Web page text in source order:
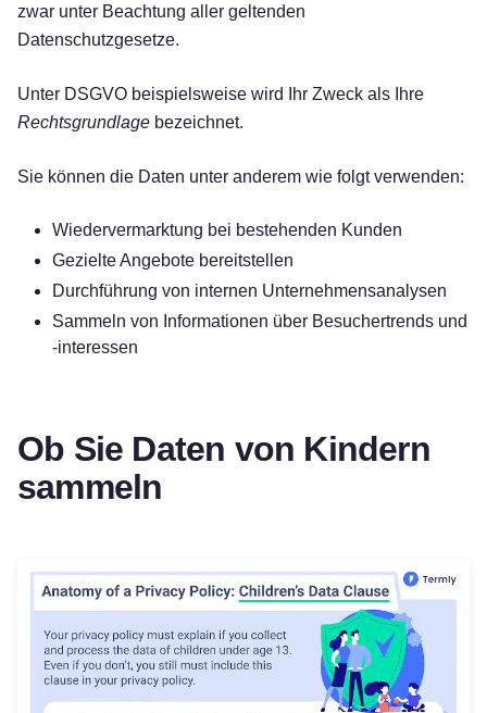
zwar unter Beachtung aller geltenden
Datenschutzgesetze.
Unter DSGVO beispielsweise wird Ihr Zweck als Ihre
Rechtsgrundlage bezeichnet.
Sie können die Daten unter anderem wie folgt verwenden:
Wiedervermarktung bei bestehenden Kunden
Gezielte Angebote bereitstellen
Durchführung von internen Unternehmensanalysen
Sammeln von Informationen über Besuchertrends und
-interessen
Ob Sie Daten von Kindern
sammeln